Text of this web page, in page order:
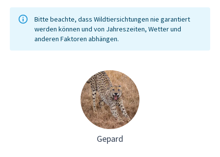
die Möglichkeit, die handgefertigten
Perlenarbeiten der Maasai zu
bewundern, dem berühmten Adumu,
dem "Sprungtanz" der Krieger,
Manyatta (Lehmhütte) zu besuchen, um
mehr über den halbnomadischen
Lebensstil der Maasai zu erfahren.
Bitte beachte, dass Wildtiersichtungen nie garantiert
werden können und von Jahreszeiten, Wetter und
anderen Faktoren abhängen.
Gepard